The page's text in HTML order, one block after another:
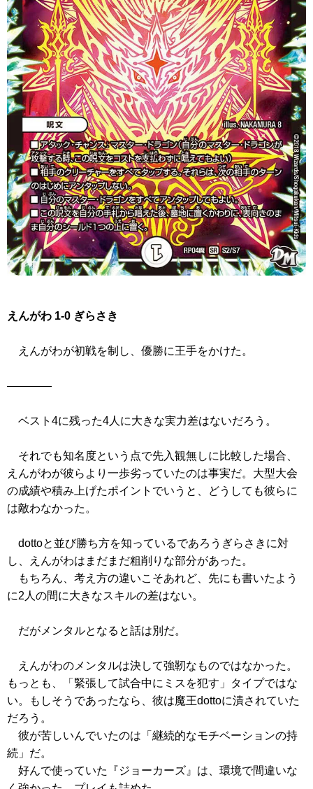
えんがわ 1-0 ぎらさき
えんがわが初戦を制し、優勝に王手をかけた。
――――
ベスト4に残った4人に大きな実力差はないだろう。
それでも知名度という点で先入観無しに比較した場合、
えんがわが彼らより一歩劣っていたのは事実だ。大型大会
の成績や積み上げたポイントでいうと、どうしても彼らに
は敵わなかった。
dottoと並び勝ち方を知っているであろうぎらさきに対
し、えんがわはまだまだ粗削りな部分があった。
もちろん、考え方の違いこそあれど、先にも書いたよう
に2人の間に大きなスキルの差はない。
だがメンタルとなると話は別だ。
えんがわのメンタルは決して強靭なものではなかった。
もっとも、「緊張して試合中にミスを犯す」タイプではな
い。もしそうであったなら、彼は魔王dottoに潰されていた
だろう。
彼が苦しいんでいたのは「継続的なモチベーションの持
続」だ。
好んで使っていた『ジョーカーズ』は、環境で間違いな